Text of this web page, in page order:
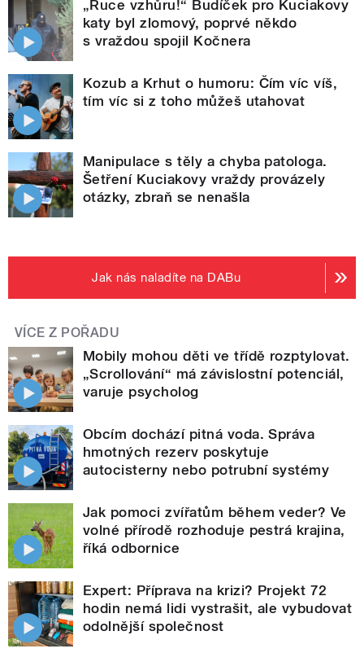
„Ruce vzhůru!“ Budíček pro Kuciakovy
katy byl zlomový, poprvé někdo
s vraždou spojil Kočnera
Kozub a Krhut o humoru: Čím víc víš,
tím víc si z toho můžeš utahovat
Manipulace s těly a chyba patologa.
Šetření Kuciakovy vraždy provázely
otázky, zbraň se nenašla
Jak nás naladíte na DABu
VÍCE Z POŘADU
Mobily mohou děti ve třídě rozptylovat.
„Scrollování“ má závislostní potenciál,
varuje psycholog
Obcím dochází pitná voda. Správa
hmotných rezerv poskytuje
autocisterny nebo potrubní systémy
Jak pomoci zvířatům během veder? Ve
volné přírodě rozhoduje pestrá krajina,
říká odbornice
Expert: Příprava na krizi? Projekt 72
hodin nemá lidi vystrašit, ale vybudovat
odolnější společnost